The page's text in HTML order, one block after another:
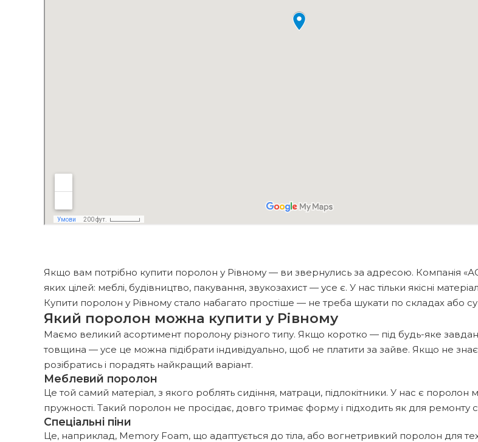
Якщо вам потрібно купити поролон у Рівному — ви звернулись за адресою. Компанія
яких цілей: меблі, будівництво, пакування, звукозахист — усе є. У нас тільки якісні
Купити поролон у Рівному стало набагато простіше — не треба шукати по складах або
Який поролон можна купити у Рівному
Маємо великий асортимент поролону різного типу. Якщо коротко — під будь-яке
товщина — усе це можна підібрати індивідуально, щоб не платити за зайве. Якщо не
розібратись і порадять найкращий варіант.
Меблевий поролон
Це той самий матеріал, з якого роблять сидіння, матраци, підлокітники. У нас є поролон
пружності. Такий поролон не просідає, довго тримає форму і підходить як для ремонту
Спеціальні піни
Це, наприклад, Memory Foam, що адаптується до тіла, або вогнетривкий поролон для